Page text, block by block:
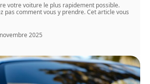
votre voiture le plus rapidement possible.
pas comment vous y prendre. Cet article vous
2025